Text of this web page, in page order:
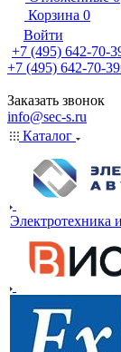
Корзина 0
Войти
+7 (495) 642-70-
+7 (495) 642-70-39
Заказать звонок
info@sec-s.ru
Каталог
Электротехника